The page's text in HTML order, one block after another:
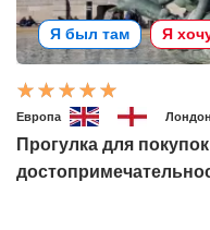
Я был там Я
Европа
Прогулка для